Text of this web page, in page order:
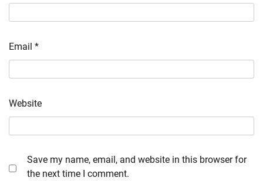
Email *
Website
Save my name, email, and website in this browser for
the next time I comment.